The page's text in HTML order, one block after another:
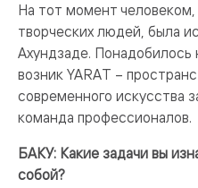
На тот момент
творческих людей, была
Ахундзаде. Понадобилось
возник YARAT –
современного искусства
команда профессионалов.
БАКУ: Какие задачи вы
собой?